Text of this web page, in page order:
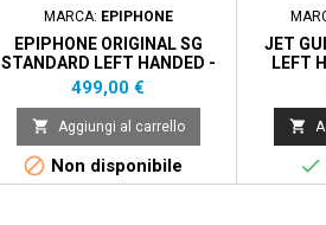
MARCA: EPIPHONE
EPIPHONE ORIGINAL SG
STANDARD LEFT HANDED -
CHERRY
Prezzo
499,00 €
 Aggiungi al carrello
 Non disponibile
JET
LEFT

